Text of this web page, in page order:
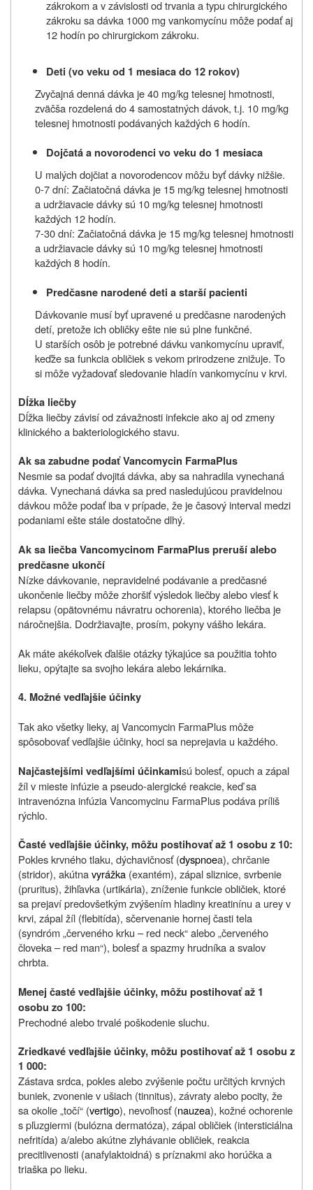
zákrokom a v závislosti od trvania a typu chirurgického
zákroku sa dávka 1000 mg vankomycínu môže podať aj
12 hodín po chirurgickom zákroku.
Deti (vo veku od 1 mesiaca do 12 rokov)
Zvyčajná denná dávka je 40 mg/kg telesnej hmotnosti,
zväčša rozdelená do 4 samostatných dávok, t.j. 10 mg/kg
telesnej hmotnosti podávaných každých 6 hodín.
Dojčatá a novorodenci vo veku do 1 mesiaca
U malých dojčiat a novorodencov môžu byť dávky nižšie.
0-7 dní: Začiatočná dávka je 15 mg/kg telesnej hmotnosti
a udržiavacie dávky sú 10 mg/kg telesnej hmotnosti
každých 12 hodín.
7-30 dní: Začiatočná dávka je 15 mg/kg telesnej hmotnosti
a udržiavacie dávky sú 10 mg/kg telesnej hmotnosti
každých 8 hodín.
Predčasne narodené deti a starší pacienti
Dávkovanie musí byť upravené u predčasne narodených
detí, pretože ich obličky ešte nie sú plne funkčné.
U starších osôb je potrebné dávku vankomycínu upraviť,
keďže sa funkcia obličiek s vekom prirodzene znižuje. To
si môže vyžadovať sledovanie hladín vankomycínu v krvi.
Dĺžka liečby
Dĺžka liečby závisí od závažnosti infekcie ako aj od zmeny
klinického a bakteriologického stavu.
Ak sa zabudne podať Vancomycin FarmaPlus
Nesmie sa podať dvojitá dávka, aby sa nahradila vynechaná
dávka. Vynechaná dávka sa pred nasledujúcou pravidelnou
dávkou môže podať iba v prípade, že je časový interval medzi
podaniami ešte stále dostatočne dlhý.
Ak sa liečba Vancomycinom FarmaPlus preruší alebo
predčasne ukončí
Nízke dávkovanie, nepravidelné podávanie a predčasné
ukončenie liečby môže zhoršiť výsledok liečby alebo viesť k
relapsu (opätovnému návratru ochorenia), ktorého liečba je
náročnejšia. Dodržiavajte, prosím, pokyny vášho lekára.
Ak máte akékoľvek ďalšie otázky týkajúce sa použitia tohto
lieku, opýtajte sa svojho lekára alebo lekárnika.
4. Možné vedľajšie účinky
Tak ako všetky lieky, aj Vancomycin FarmaPlus môže
spôsobovať vedľajšie účinky, hoci sa neprejavia u každého.
Najčastejšími vedľajšími účinkamisú bolesť, opuch a zápal
žíl v mieste infúzie a pseudo-alergické reakcie, keď sa
intravenózna infúzia Vancomycinu FarmaPlus podáva príliš
rýchlo.
Časté vedľajšie účinky, môžu postihovať až 1 osobu z 10:
Pokles krvného tlaku, dýchavičnosť (dyspnoea), chrčanie
(stridor), akútnavyrážka (exantém), zápal sliznice, svrbenie
(pruritus), žihľavka (urtikária), zníženie funkcie obličiek, ktoré
sa prejaví predovšetkým zvýšením hladiny kreatinínu a urey v
krvi, zápal žíl (flebitída), sčervenanie hornej časti tela
(syndróm „červeného krku – red neck“ alebo „červeného
človeka – red man“), bolesť a spazmy hrudníka a svalov
chrbta.
Menej časté vedľajšie účinky, môžu postihovať až 1
osobu zo 100:
Prechodné alebo trvalé poškodenie sluchu.
Zriedkavé vedľajšie účinky, môžu postihovať až 1 osobu z
1 000:
Zástava srdca, pokles alebo zvýšenie počtu určitých krvných
buniek, zvonenie v ušiach (tinnitus), závraty alebo pocity, že
sa okolie „točí“ (vertigo), nevoľnosť (nauzea), kožné ochorenie
s pľuzgiermi (bulózna dermatóza), zápal obličiek (intersticiálna
nefritída) a/alebo akútne zlyhávanie obličiek, reakcia
precitlivenosti (anafylaktoidná) s príznakmi ako horúčka a
triaška po lieku.